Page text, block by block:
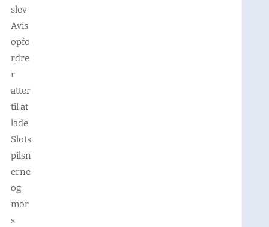
slev
Avis
opfo
rdre
r
atter
til at
lade
Slots
pilsn
erne
og
mor
s